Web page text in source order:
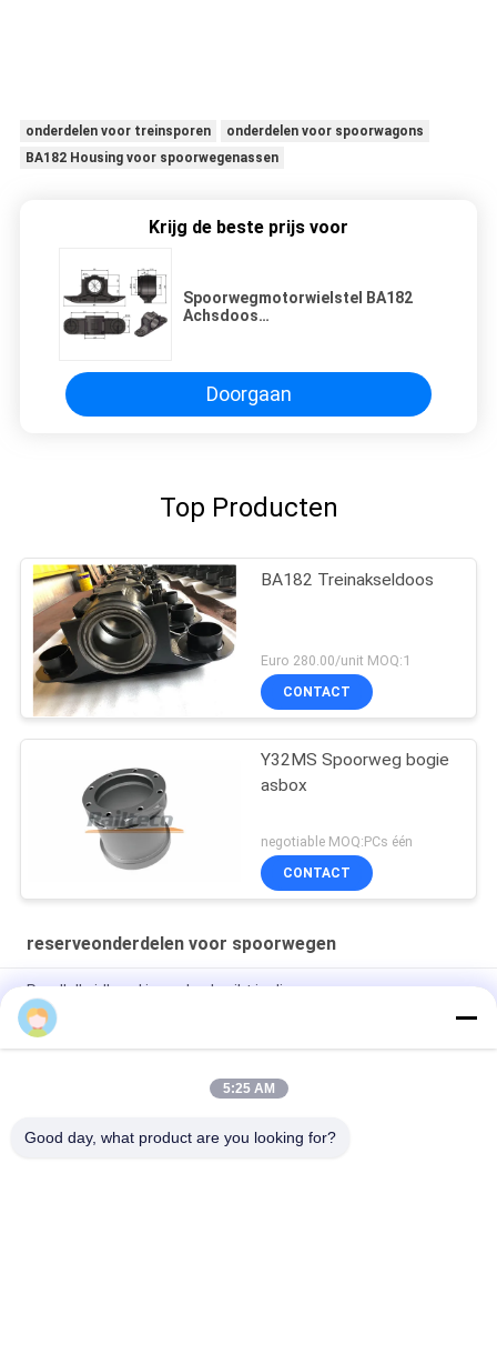
onderdelen voor treinsporen
onderdelen voor spoorwagons
BA182 Housing voor spoorwegenassen
Krijg de beste prijs voor
Spoorwegmotorwielstel BA182
Achsdoos
Doorgaan
Top Producten
BA182 Treinakseldoos
Euro 280.00/unit MOQ:1
CONTACT
Y32MS Spoorweg bogie
asbox
negotiable MOQ:PCs één
CONTACT
reserveonderdelen voor spoorwegen
Parallelle idlerrol is veel gebruikt in diverse
transportindustrieën
Sound Off Roller veel gebruikt in vele soorten vervoer
Explosiebestendige rollers die veel worden gebruikt in de
5:25 AM
Good day, what product are you looking for?